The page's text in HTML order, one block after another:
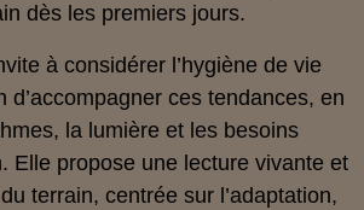
dès les premiers jours.
à considérer l’hygiène de vie
d’accompagner ces tendances, en
la lumière et les besoins
Elle propose une lecture vivante et
terrain, centrée sur l’adaptation,